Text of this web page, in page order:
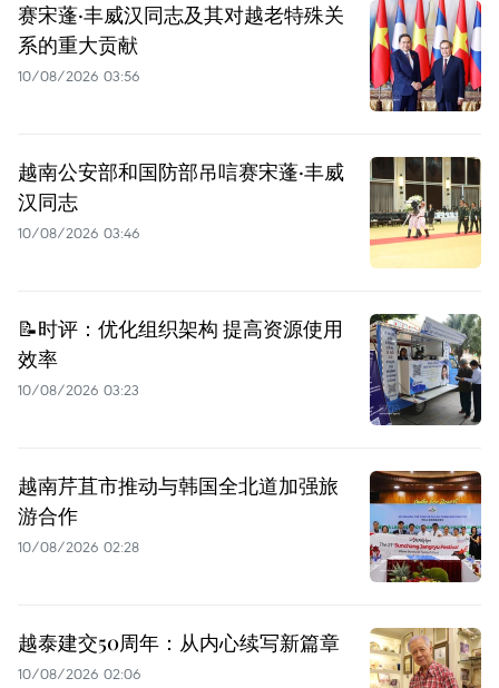
赛宋蓬·丰威汉同志及其对越老特殊关
系的重大贡献
10/08/2026 03:56
越南公安部和国防部吊唁赛宋蓬·丰威
汉同志
10/08/2026 03:46
📝时评：优化组织架构 提高资源使用
效率
10/08/2026 03:23
越南芹苴市推动与韩国全北道加强旅
游合作
10/08/2026 02:28
越泰建交50周年：从内心续写新篇章
10/08/2026 02:06